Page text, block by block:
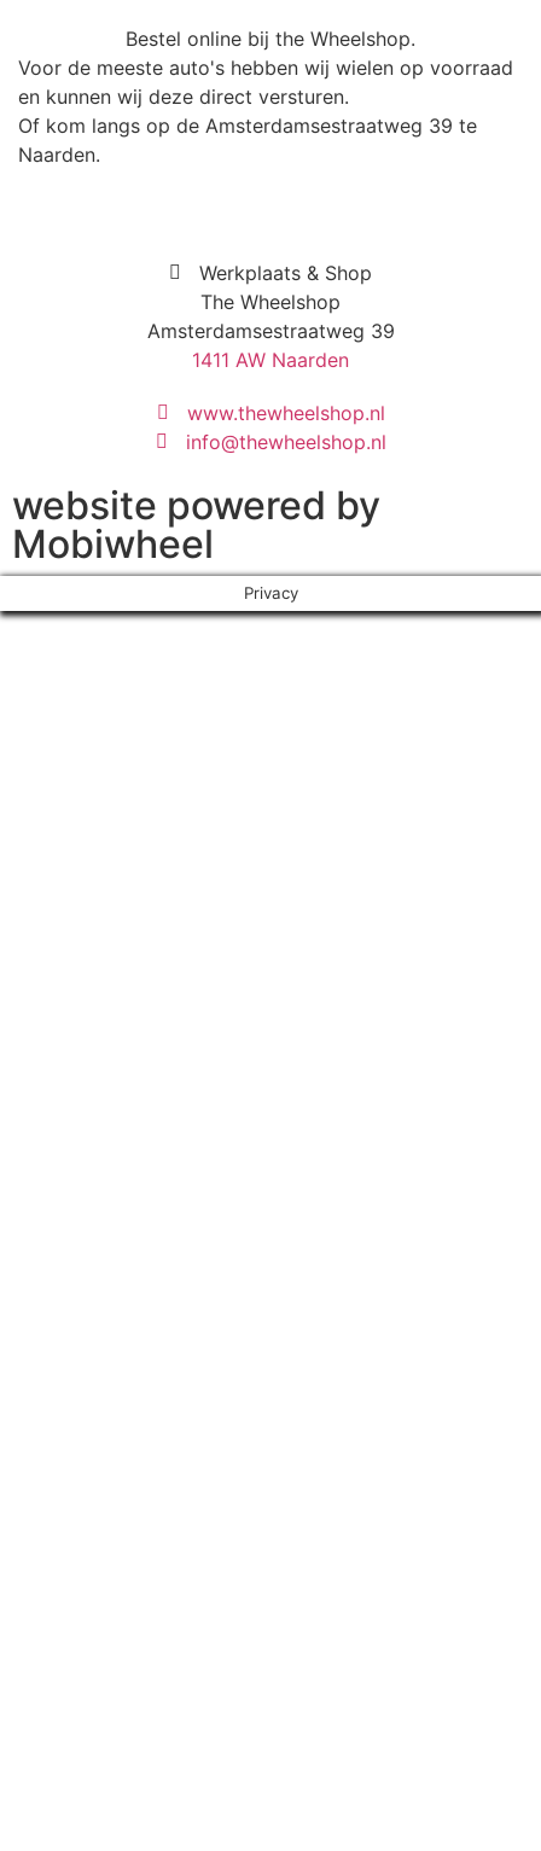
Bestel online bij the Wheelshop.
Voor de meeste auto's hebben wij wielen op voorraad
en kunnen wij deze direct versturen.
Of kom langs op de Amsterdamsestraatweg 39 te
Naarden.
Werkplaats & Shop
The Wheelshop
Amsterdamsestraatweg 39
1411 AW Naarden
www.thewheelshop.nl
info@thewheelshop.nl
website powered by
Mobiwheel
Privacy